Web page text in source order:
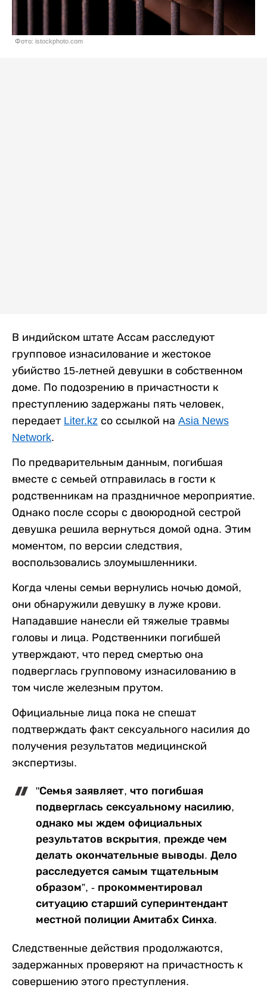
Фото: istockphoto.com
В индийском штате Ассам расследуют
групповое изнасилование и жестокое
убийство 15-летней девушки в собственном
доме. По подозрению в причастности к
преступлению задержаны пять человек,
передает Liter.kz со ссылкой на Asia News
Network.
По предварительным данным, погибшая
вместе с семьей отправилась в гости к
родственникам на праздничное мероприятие.
Однако после ссоры с двоюродной сестрой
девушка решила вернуться домой одна. Этим
моментом, по версии следствия,
воспользовались злоумышленники.
Когда члены семьи вернулись ночью домой,
они обнаружили девушку в луже крови.
Нападавшие нанесли ей тяжелые травмы
головы и лица. Родственники погибшей
утверждают, что перед смертью она
подверглась групповому изнасилованию в
том числе железным прутом.
Официальные лица пока не спешат
подтверждать факт сексуального насилия до
получения результатов медицинской
экспертизы.
"Семья заявляет, что погибшая
подверглась сексуальному насилию,
однако мы ждем официальных
результатов вскрытия, прежде чем
делать окончательные выводы. Дело
расследуется самым тщательным
образом”, - прокомментировал
ситуацию старший суперинтендант
местной полиции Амитабх Синха.
Следственные действия продолжаются,
задержанных проверяют на причастность к
совершению этого преступления.